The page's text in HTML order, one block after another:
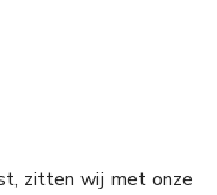
zitten wij met onze